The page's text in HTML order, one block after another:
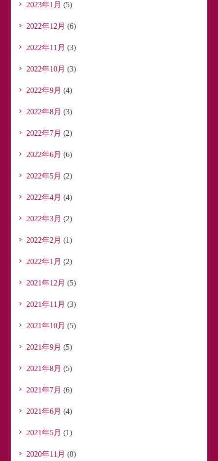
2023年1月 (5)
2022年12月 (6)
2022年11月 (3)
2022年10月 (3)
2022年9月 (4)
2022年8月 (3)
2022年7月 (2)
2022年6月 (6)
2022年5月 (2)
2022年4月 (4)
2022年3月 (2)
2022年2月 (1)
2022年1月 (2)
2021年12月 (5)
2021年11月 (3)
2021年10月 (5)
2021年9月 (5)
2021年8月 (5)
2021年7月 (6)
2021年6月 (4)
2021年5月 (1)
2020年11月 (8)